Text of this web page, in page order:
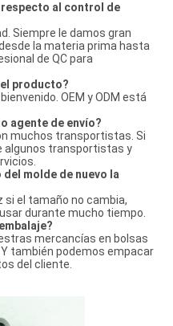
respecto al control de
Siempre le damos gran
la materia prima hasta
de QC para
producto?
OEM y ODM está
agente de envío?
muchos transportistas. Si
algunos transportistas y
molde de nuevo la
si el tamaño no cambia,
durante mucho tiempo.
mercancías en bolsas
también podemos empacar
del cliente.